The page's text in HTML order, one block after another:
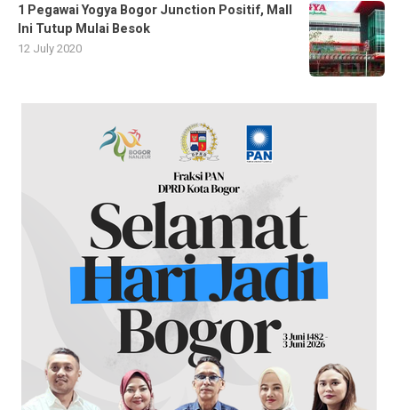
1 Pegawai Yogya Bogor Junction Positif, Mall
Ini Tutup Mulai Besok
12 July 2020